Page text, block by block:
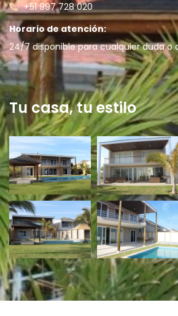
+51 997 728 020
Horario de atención:
24/7 disponible para cualquier duda o
Tu casa, tu estilo